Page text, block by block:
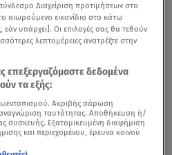
της Ελλάδας, τόνισε ο
Δένδιας , μιλώντας στο
του Star και στη Μάρα
ενημέρωσε ο Δένδιας τον
Διαχείριση προτιμήσεων στο
αιωρούμενο εικονίδιο στο κάτω
εάν υπάρχει]. Οι επιλογές σας θα τεθούν
λεπτομέρειες ανατρέξτε στην
επεξεργαζόμαστε δεδομένα
τα εξής:
Ακριβής σάρωση
ταυτότητας. Αποθήκευση ή/
συσκευής. Εξατομικευμένη διαφήμιση
και περιεχομένου, έρευνα κοινού